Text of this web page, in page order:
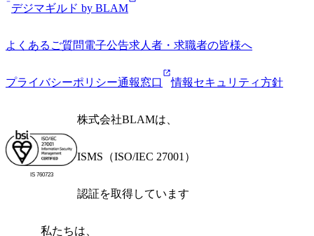
デジマギルド by BLAM
よくあるご質問電子公告求人者・求職者の皆様へ
プライバシーポリシー通報窓口 情報セキュリティ方針
IS 760723
株式会社BLAMは、
ISMS（ISO/IEC 27001）
認証を取得しています
私たちは、